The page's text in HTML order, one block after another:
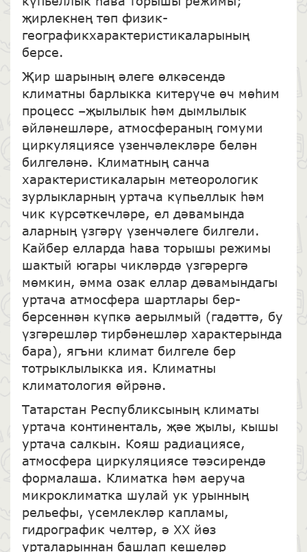
җирлекнең төп физик-
географикхарактеристикаларының
берсе.
Җир шарының әлеге өлкәсендә
климатны барлыкка китерүче өч мөһим
процесс –җылылык һәм дымлылык
әйләнешләре, атмосфераның гомуми
циркуляциясе үзенчәлекләре белән
билгеләнә. Климатның санча
характеристикаларын метеорологик
зурлыкларның уртача күпьеллык һәм
чик күрсәткечләре, ел дәвамында
аларның үзгәрү үзенчәлеге билгели.
Кайбер елларда һава торышы режимы
шактый югары чикләрдә үзгәрергә
мөмкин, әмма озак еллар дәвамындагы
уртача атмосфера шартлары бер-
берсеннән күпкә аерылмый (гадәттә, бу
үзгәрешләр тирбәнешләр характерында
бара), ягъни климат билгеле бер
тотрыклылыкка ия. Климатны
климатология өйрәнә.
Татарстан Республиксының климаты
уртача континенталь, җәе җылы, кышы
уртача салкын. Кояш радиациясе,
атмосфера циркуляциясе тәэсирендә
формалаша. Климатка һәм аеруча
микроклиматка шулай ук урынның
рельефы, үсемлекләр капламы,
гидрографик челтәр, ә XX йөз
урталарыннан башлап кешеләр